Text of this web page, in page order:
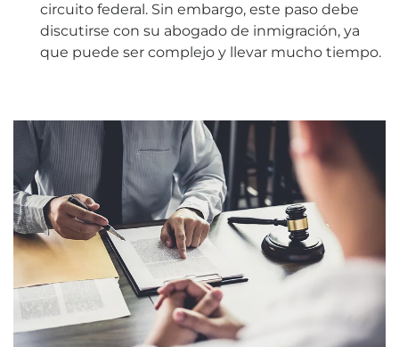
circuito federal. Sin embargo, este paso debe
discutirse con su abogado de inmigración, ya
que puede ser complejo y llevar mucho tiempo.